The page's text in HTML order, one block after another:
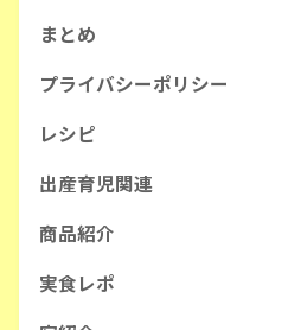
まとめ
プライバシーポリシー
レシピ
出産育児関連
商品紹介
実食レポ